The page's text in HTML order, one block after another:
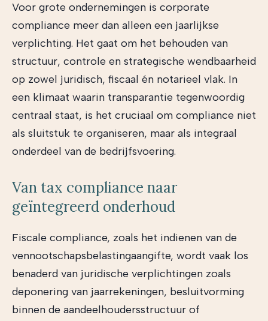
Voor grote ondernemingen is corporate
compliance meer dan alleen een jaarlijkse
verplichting. Het gaat om het behouden van
structuur, controle en strategische wendbaarheid
op zowel juridisch, fiscaal én notarieel vlak. In
een klimaat waarin transparantie tegenwoordig
centraal staat, is het cruciaal om compliance niet
als sluitstuk te organiseren, maar als integraal
onderdeel van de bedrijfsvoering.
Van tax compliance naar
geïntegreerd onderhoud
Fiscale compliance, zoals het indienen van de
vennootschapsbelastingaangifte, wordt vaak los
benaderd van juridische verplichtingen zoals
deponering van jaarrekeningen, besluitvorming
binnen de aandeelhoudersstructuur of